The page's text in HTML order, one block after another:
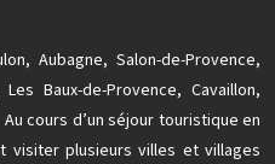
Aubagne, Salon-de-Provence,
Baux-de-Provence, Cavaillon,
cours d’un séjour touristique en
visiter plusieurs villes et villages